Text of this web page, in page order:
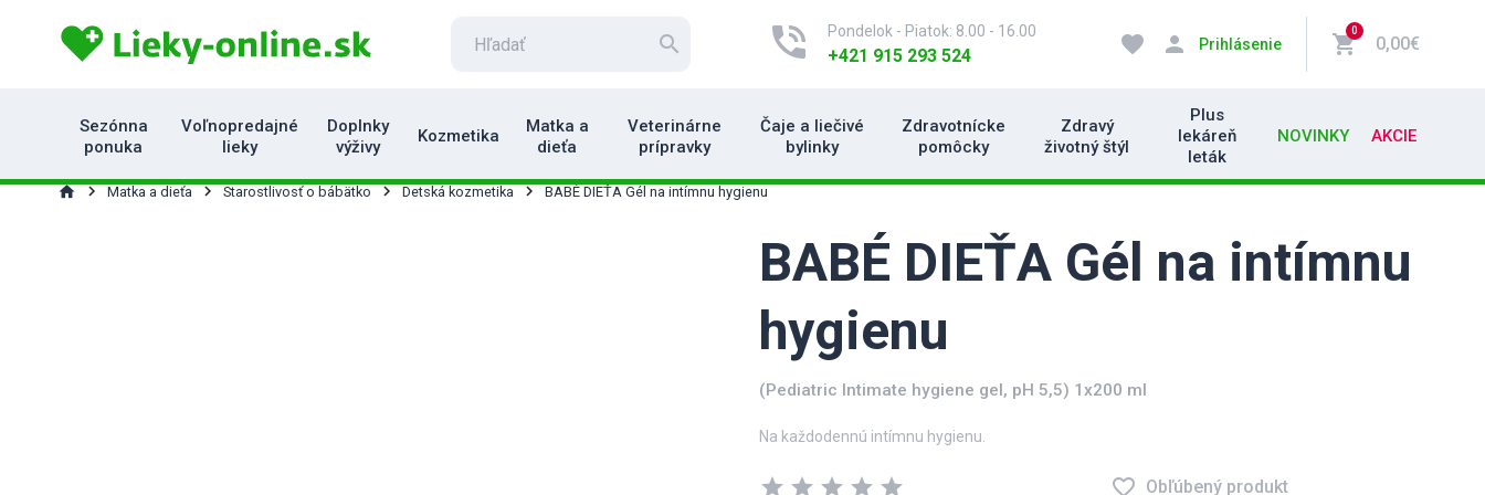
search phone_in_talk Pondelok - Piatok: 8.00 - 16.00
+421 915 293 524 favorite person Prihlásenie shopping_cart
0
0,00€
Sezónna
ponuka
Voľnopredajné
lieky
Doplnky
výživy
Kozmetika
Matka a
dieťa
Veterinárne
prípravky
Čaje a liečivé
bylinky
Zdravotnícke
pomôcky
Zdravý
životný štýl
Plus
lekáreň
leták
NOVINKY AKCIE
home Matka a dieťa Starostlivosť o bábätko Detská kozmetika BABÉ DIEŤA Gél na intímnu hygienu
BABÉ DIEŤA Gél na intímnu
hygienu
(Pediatric Intimate hygiene gel, pH 5,5) 1x200 ml
Na každodennú intímnu hygienu.
star star star star star favorite_border Obľúbený produkt